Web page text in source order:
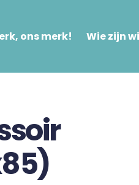
ons merk! Wie zijn